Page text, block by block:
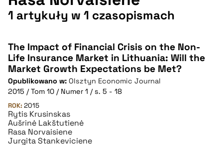
1 artykuły w 1 czasopismach
The Impact of Financial Crisis on the Non-
Life Insurance Market in Lithuania: Will the
Market Growth Expectations be Met?
Opublikowano w: Olsztyn Economic Journal
2015 / Tom 10 / Numer 1 / s. 5 - 18
ROK: 2015
Rytis Krusinskas
Aušrinė Lakštutienė
Rasa Norvaisiene
Jurgita Stankeviciene